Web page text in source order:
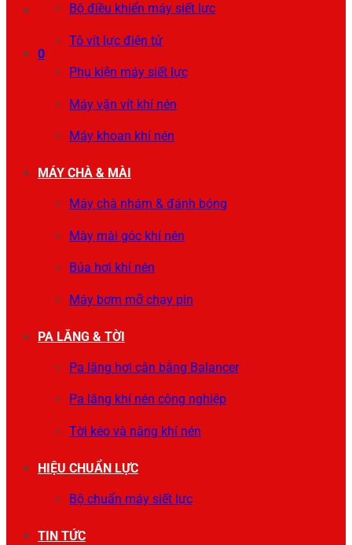
0
Bộ điều khiển máy siết lực
Tô vít lực điện tử
Phụ kiện máy siết lực
Máy vặn vít khí nén
Máy khoan khí nén
MÁY CHÀ & MÀI
Máy chà nhám & đánh bóng
Mày mài góc khí nén
Búa hơi khí nén
Máy bơm mỡ chạy pin
PA LĂNG & TỜI
Pa lăng hơi cân bằng Balancer
Pa lăng khí nén công nghiệp
Tời kéo và nâng khí nén
HIỆU CHUẨN LỰC
Bộ chuẩn máy siết lực
TIN TỨC